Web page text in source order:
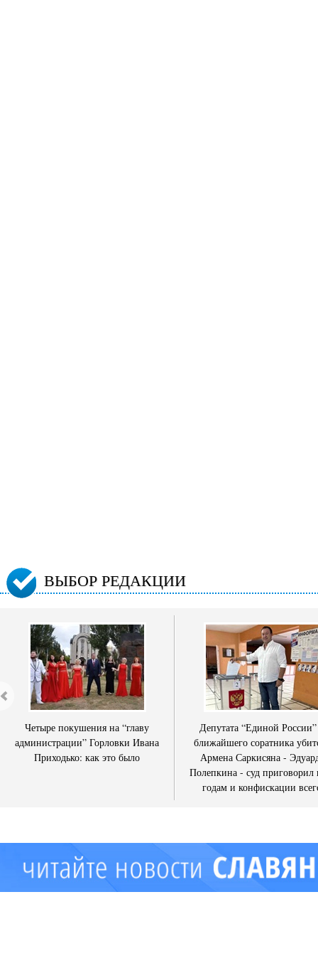
ВЫБОР РЕДАКЦИИ
Четыре покушения на “главу
администрации” Горловки Ивана
Приходько: как это было
Депутата “Единой
ближайшего соратника
Армена Саркисяна -
Полепкина - суд приговорил
годам и конфискации